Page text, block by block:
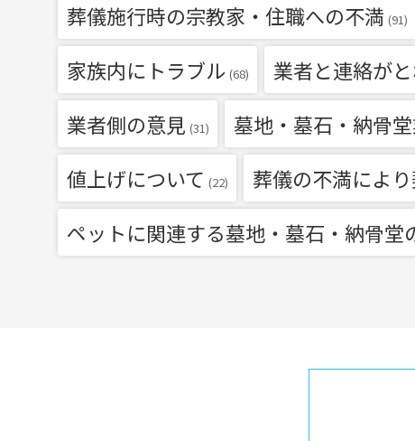
葬儀施行時の宗教家・住職への不満 (91)
家族内にトラブル (68) 業者と連絡が
業者側の意見 (31) 墓地・墓石・納骨
値上げについて (22) 葬儀の不満によ
ペットに関連する墓地・墓石・納骨堂